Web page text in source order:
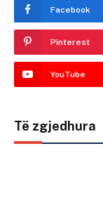
Facebook
Pinterest
YouTube
Të zgjedhura